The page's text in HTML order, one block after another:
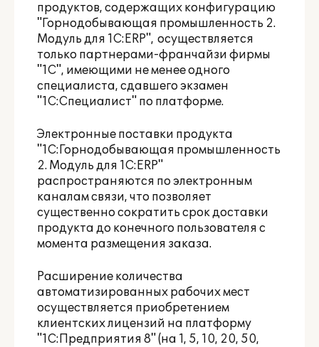
продуктов, содержащих конфигурацию
"Горнодобывающая промышленность 2.
Модуль для 1С:ERP", осуществляется
только партнерами-франчайзи фирмы
"1С", имеющими не менее одного
специалиста, сдавшего экзамен
"1С:Специалист" по платформе.
Электронные поставки продукта
"1С:Горнодобывающая промышленность
2. Модуль для 1С:ERP"
распространяются по электронным
каналам связи, что позволяет
существенно сократить срок доставки
продукта до конечного пользователя с
момента размещения заказа.
Расширение количества
автоматизированных рабочих мест
осуществляется приобретением
клиентских лицензий на платформу
"1С:Предприятия 8" (на 1, 5, 10, 20, 50,